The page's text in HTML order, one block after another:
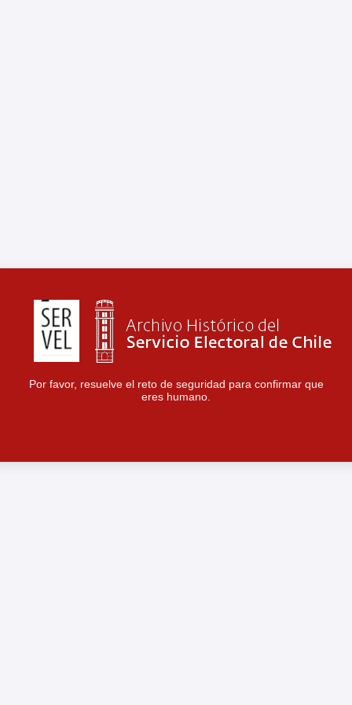
Por favor, resuelve el reto de seguridad para confirmar que
eres humano.